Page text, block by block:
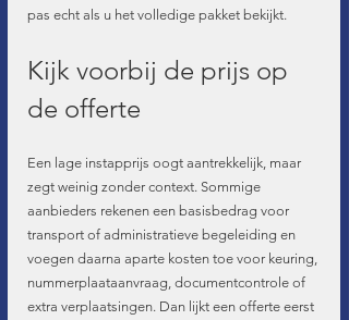
pas echt als u het volledige pakket bekijkt.
Kijk voorbij de prijs op
de offerte
Een lage instapprijs oogt aantrekkelijk, maar
zegt weinig zonder context. Sommige
aanbieders rekenen een basisbedrag voor
transport of administratieve begeleiding en
voegen daarna aparte kosten toe voor keuring,
nummerplaataanvraag, documentcontrole of
extra verplaatsingen. Dan lijkt een offerte eerst